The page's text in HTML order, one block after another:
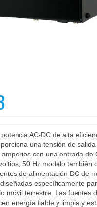
AC-DC de alta
una tensión de
con una entrada de
50 Hz modelo también
de alimentación DC de
específicamente
móvil terrestre. Las fuentes
energía fiable y limpia y